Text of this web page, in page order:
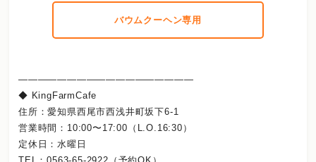
バウムクーヘン専用
――――――――――――――――――
◆ KingFarmCafe
住所：愛知県西尾市西浅井町坂下6-1
営業時間：10:00〜17:00（L.O.16:30）
定休日：水曜日